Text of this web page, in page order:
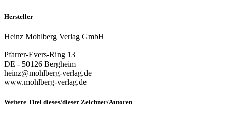
Hersteller
Heinz Mohlberg Verlag GmbH
Pfarrer-Evers-Ring 13
DE - 50126 Bergheim
heinz@mohlberg-verlag.de
www.mohlberg-verlag.de
Weitere Titel dieses/dieser Zeichner/Autoren